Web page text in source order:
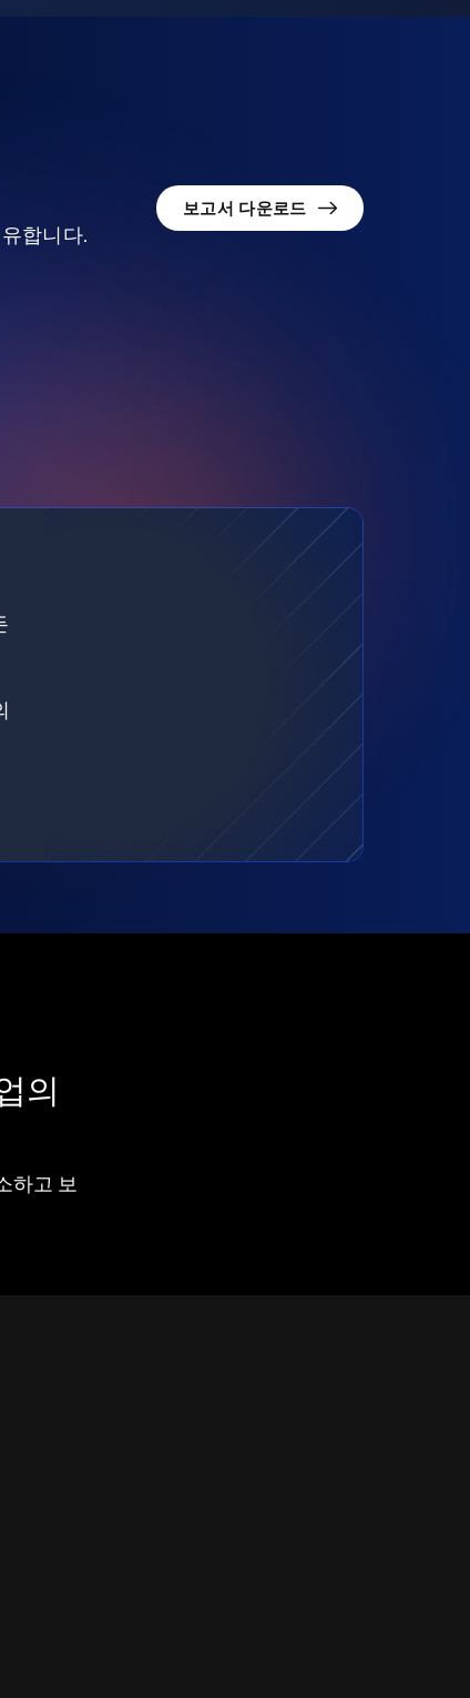
합니다.
보고서 다운로드
의
하고 보